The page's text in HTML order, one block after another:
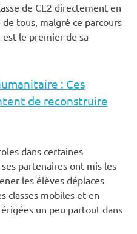
de CE2 directement en
tous, malgré ce parcours
est le premier de sa
: Ces
de reconstruire
dans certaines
partenaires ont mis les
les élèves déplaces
classes mobiles et en
un peu partout dans